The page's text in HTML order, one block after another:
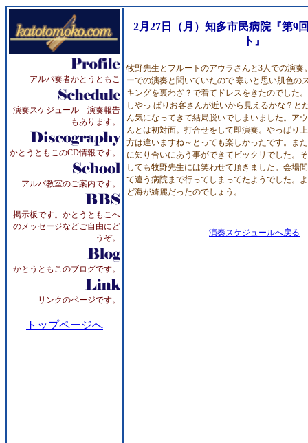
アルパ奏者かとうともこ
演奏スケジュール 演奏報告
もあります。
かとうともこのCD情報です。
アルパ教室のご案内です。
掲示板です。かとうともこへ
のメッセージなどご自由にど
うぞ。
かとうともこのブログです。
リンクのページです。
トップページへ
2月27日（月）知多市民病院『第9
ト』
牧野先生とフルートのアウラさんと3人での演奏
ーでの演奏と聞いていたので 寒いと思い肌色の
キングを裏わざ？で着てドレスをきたのでした
しやっ ぱりお客さんが近いから見えるかな？と
ん気になってきて結局脱いでしまいました。ア
んとは初対面。打合せをして即演奏。やっぱり
方は違いますね～とっても楽しかったです。ま
に知り合いにあう事ができてビックリでした。
しても牧野先生には笑わせて頂きました。会場
て違う病院まで行ってしまってたようでした。
ど海が綺麗だったのでしょう。
演奏スケジュールへ戻る